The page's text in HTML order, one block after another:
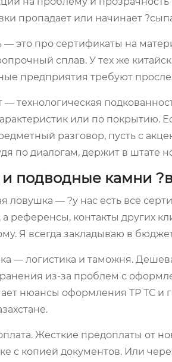
пропадает или начинает
— это про сертификаты на
сплав. У тех же
предприятия требуют
технологическая
или по покрытию.
разговор, пусть с
по диалогам, держит в
подводные камни
ловушка — ?у нас есть все
а референсы, контакты других
Я всегда закладываю в
— логистика и таможня.
из-за проблем с
нюансы оформления ТР ТС и
Жесткие предоплаты от
с копией документов. Или